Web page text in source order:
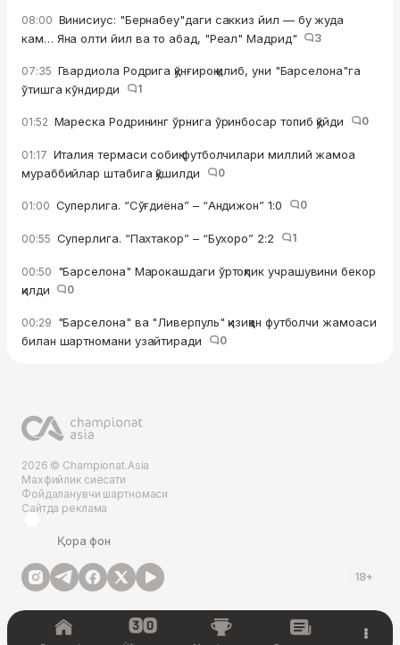
08:00 Винисиус: "Бернабеу"даги саккиз йил — бу жуда
кам… Яна олти йил ва то абад, "Реал" Мадрид"
3
07:35 Гвардиола Родрига қўнғироқ қилиб, уни "Барселона"га
ўтишга кўндирди
1
01:52 Мареска Родрининг ўрнига ўринбосар топиб қўйди 0
01:17 Италия термаси собиқ футболчилари миллий жамоа
мураббийлар штабига қўшилди
0
01:00 Суперлига. “Сўғдиёна” – “Андижон” 1:0 0
00:55 Суперлига. “Пахтакор” – “Бухоро” 2:2 1
00:50 "Барселона" Марокашдаги ўртоқлик учрашувини бекор
қилди
0
00:29 "Барселона" ва "Ливерпуль" қизиққан футболчи жамоаси
билан шартномани узайтиради
0
2026 © Championat.Asia
Махфийлик сиёсати
Фойдаланувчи шартномаси
Сайтда реклама
Қора фон
18+